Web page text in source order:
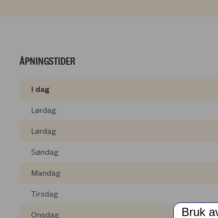
ÅPNINGSTIDER
I dag
Lørdag
Lørdag
Søndag
Mandag
Tirsdag
Onsdag Bruk